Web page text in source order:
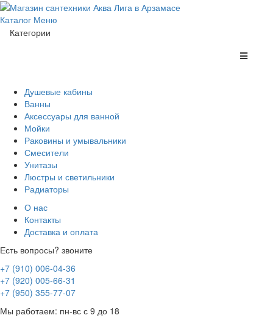
Каталог Меню
Категории
Душевые кабины
Ванны
Аксессуары для ванной
Мойки
Раковины и умывальники
Смесители
Унитазы
Люстры и светильники
Радиаторы
О нас
Контакты
Доставка и оплата
Есть вопросы? звоните
+7 (910) 006-04-36
+7 (920) 005-66-31
+7 (950) 355-77-07
Мы работаем: пн-вс с 9 до 18